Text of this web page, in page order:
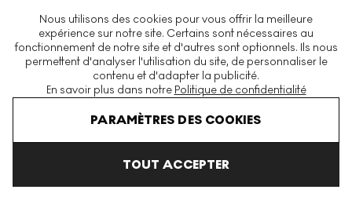
Nous utilisons des cookies pour vous offrir la meilleure
expérience sur notre site. Certains sont nécessaires au
fonctionnement de notre site et d'autres sont optionnels. Ils nous
permettent d'analyser l'utilisation du site, de personnaliser le
contenu et d'adapter la publicité.
En savoir plus dans notre Politique de confidentialité
PARAMÈTRES DES COOKIES
TOUT ACCEPTER
La plus grande plateforme mondiale d'estampes et éditions
modernes et contemporaines
Helen Frankenthaler La Sardana, Plaza Real, Un
LA